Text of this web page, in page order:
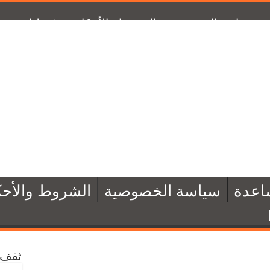
سياسة الخصوصية الشروط والأحكام تبرّع لنا من
سياسة الخصوصية
الشروط